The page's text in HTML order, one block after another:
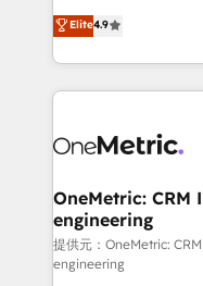
creativity to achieve
Barcelona and
the UK, we support
smarter marketing,
Iberia (Spain &
growth. Our
that simplify
turn innovation into real
HubSpot Partner
Elite4.9
OneMetric: CRM
engineering
提供元：OneMetric:
engineering